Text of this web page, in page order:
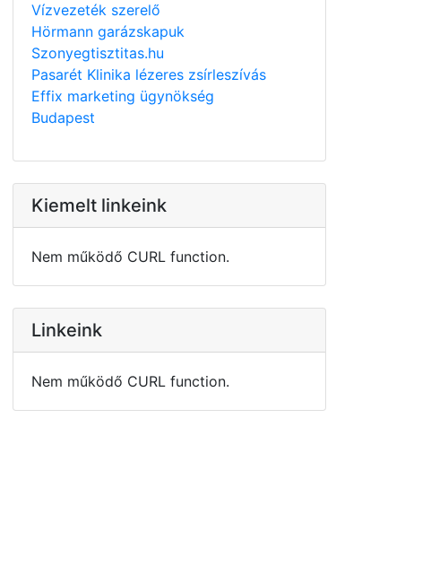
Vízvezeték szerelő
Hörmann garázskapuk
Szonyegtisztitas.hu
Pasarét Klinika lézeres zsírleszívás
Effix marketing ügynökség
Budapest
Kiemelt linkeink
Nem működő CURL function.
Linkeink
Nem működő CURL function.